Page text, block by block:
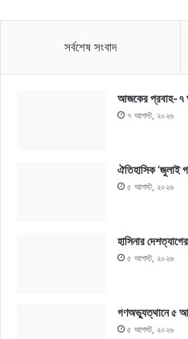
সর্বশেষ সংবাদ
আজকের প্রবাহ-
৭ আগস্ট, ২০২৬
ঐতিহাসিক
৫ আগস্ট, ২০২৬
হাসিনার
৫ আগস্ট, ২০২৬
গণঅভ্যুত্থানে ৫
৫ আগস্ট, ২০২৬